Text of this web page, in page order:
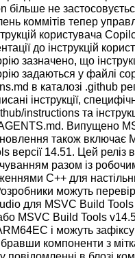
більше не
коммітів тепер
користувача
до інструкцій
зазначено, що
задаються у файлі
в каталозі .github
інструкції,
instructions та
Випущено
також включає
версії 14.51. Цей реліз
разом із
C++ для
можуть
для MSVC Build
MSVC Build Tools
і можуть
компоненти з